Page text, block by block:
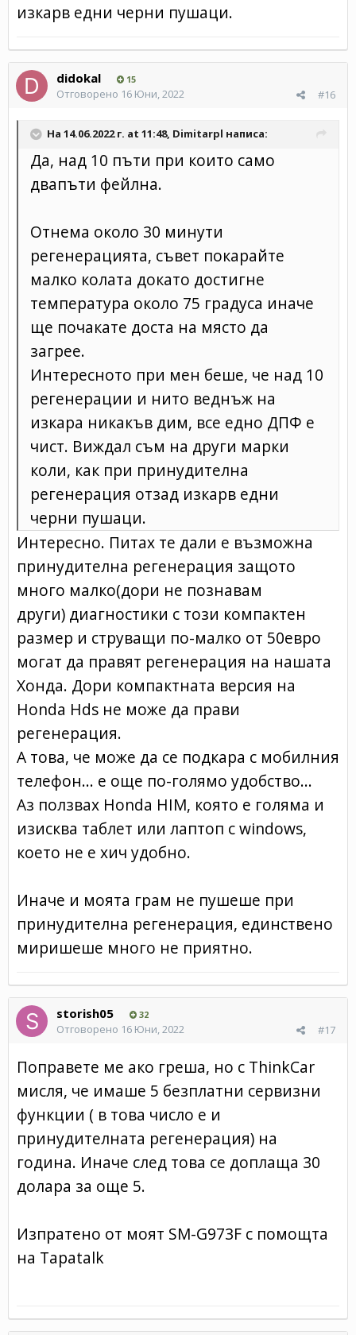
изкарв едни черни пушаци.
didokal 15
#16
Отговорено 16 Юни, 2022
На 14.06.2022 г. at 11:48, Dimitarpl написа:
Да, над 10 пъти при които само
двапъти фейлна.
Отнема около 30 минути
регенерацията, съвет покарайте
малко колата докато достигне
температура около 75 градуса иначе
ще почакате доста на място да
загрее.
Интересното при мен беше, че над 10
регенерации и нито веднъж на
изкара никакъв дим, все едно ДПФ е
чист. Виждал съм на други марки
коли, как при принудителна
регенерация отзад изкарв едни
черни пушаци.
Интересно. Питах те дали е възможна
принудителна регенерация защото
много малко(дори не познавам
други) диагностики с този компактен
размер и струващи по-малко от 50евро
могат да правят регенерация на нашата
Хонда. Дори компактната версия на
Honda Hds не може да прави
регенерация.
А това, че може да се подкара с мобилния
телефон... е още по-голямо удобство...
Аз ползвах Honda HIM, която е голяма и
изисква таблет или лаптоп с windows,
което не е хич удобно.
Иначе и моята грам не пушеше при
принудителна регенерация, единствено
миришеше много не приятно.
storish05 32
#17
Отговорено 16 Юни, 2022
Поправете ме ако греша, но с ThinkCar
мисля, че имаше 5 безплатни сервизни
функции ( в това число е и
принудителната регенерация) на
година. Иначе след това се доплаща 30
долара за още 5.
Изпратено от моят SM-G973F с помощта
на Tapatalk